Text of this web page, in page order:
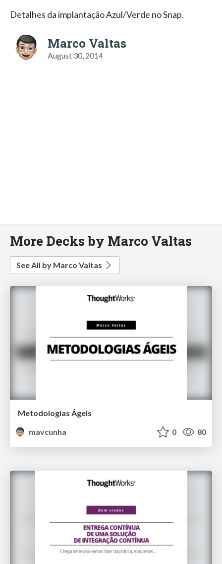
Detalhes da implantação Azul/Verde no Snap.
Marco Valtas
August 30, 2014
More Decks by Marco Valtas
See All by Marco Valtas
Metodologias Ágeis
mavcunha
0 80